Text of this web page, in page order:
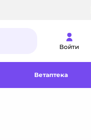
Войти
Ветаптека